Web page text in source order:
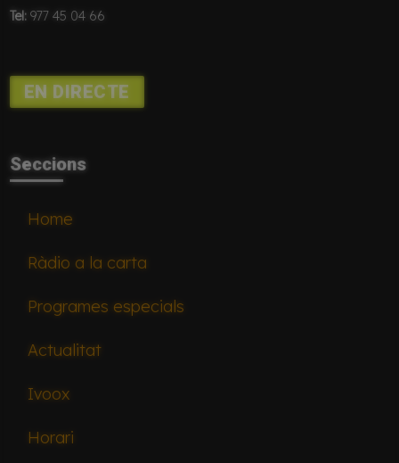
Tel: 977 45 04 66
EN DIRECTE
Seccions
Home
Ràdio a la carta
Programes especials
Actualitat
Ivoox
Horari